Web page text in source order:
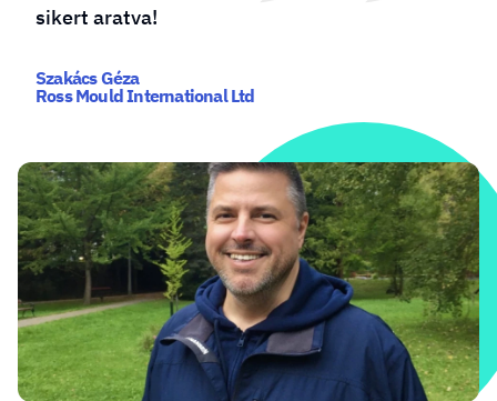
sikert aratva!
Szakács Géza
Ross Mould International Ltd